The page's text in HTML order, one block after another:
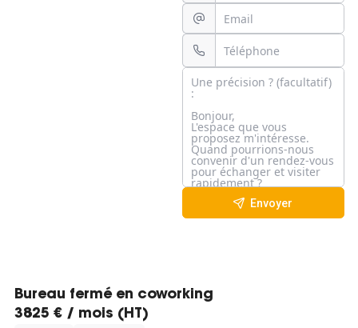
Envoyer
Bureau fermé en coworking
3825 € / mois (HT)